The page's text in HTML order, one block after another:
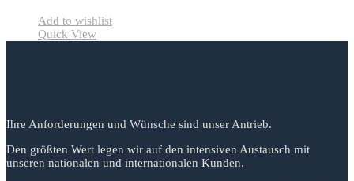
Add to wishlist
Quick View
Ihre Anforderungen und Wünsche sind unser Antrieb.
Den größten Wert legen wir auf den intensiven Austausch mit
unseren nationalen und internationalen Kunden.